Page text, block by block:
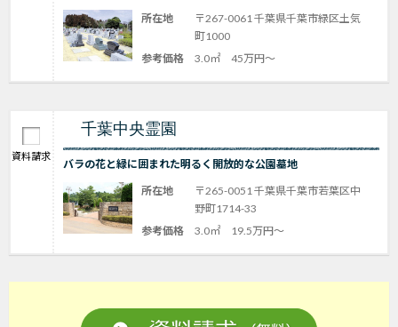
所在地
〒267-0061 千葉県千葉市緑区土気
町1000
参考価格
3.0㎡ 45万円～
資料請求
千葉中央霊園
バラの花と緑に囲まれた明るく開放的な公園墓地
所在地
〒265-0051 千葉県千葉市若葉区中
野町1714-33
参考価格
3.0㎡ 19.5万円～